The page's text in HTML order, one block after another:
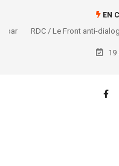
EN
RDC / Le Front anti-dialogue
avec l’AFC/
19